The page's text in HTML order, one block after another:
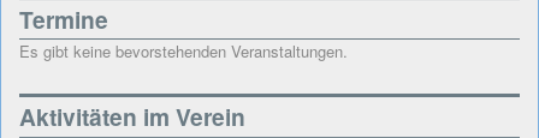
Termine
Es gibt keine bevorstehenden Veranstaltungen.
Aktivitäten im Verein